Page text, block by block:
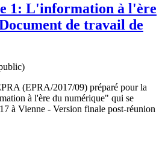
1: L'information à l'ère
de travail de
(EPRA/2017/09) préparé pour la
à l'ère du numérique" qui se
à Vienne - Version finale post-réunion